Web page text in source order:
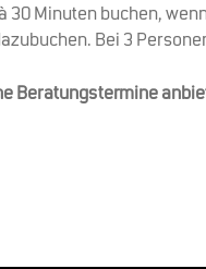
30 Minuten buchen,
Bei 3
Beratungstermine